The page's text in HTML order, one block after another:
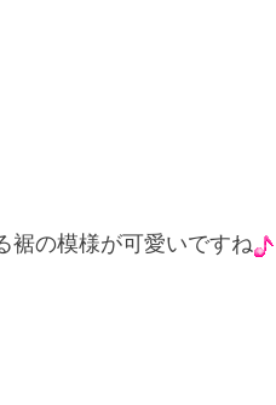
裾の模様が可愛いですね